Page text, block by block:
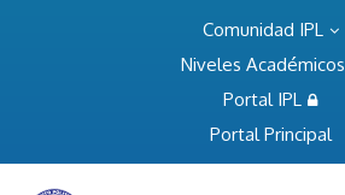
Comunidad IPL
Niveles Académicos
Portal IPL
Portal Principal